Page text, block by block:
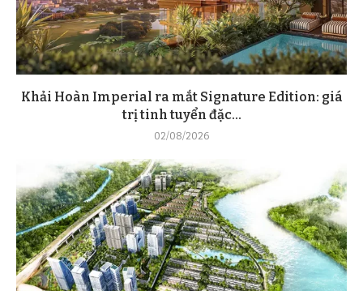
Khải Hoàn Imperial ra mắt Signature Edition: giá
trị tinh tuyển đặc...
02/08/2026